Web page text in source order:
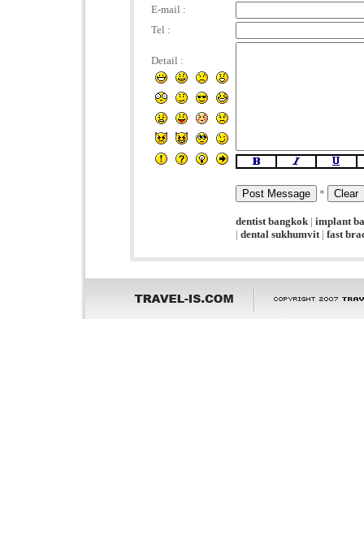
E-mail :
Tel :
Detail :
*
dentist bangkok| implant
| dental sukhumvit| fast